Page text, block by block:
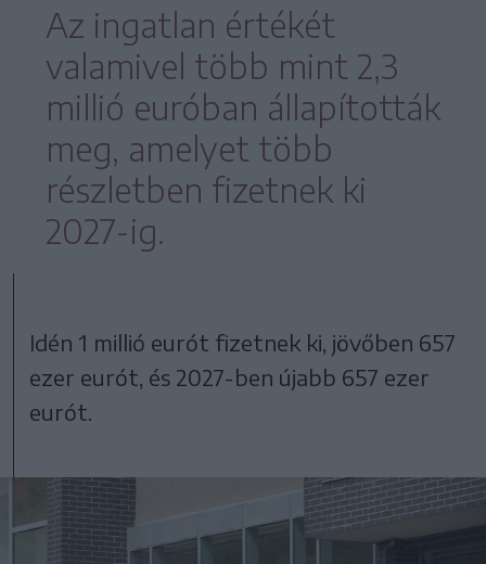
Az ingatlan értékét
valamivel több mint 2,3
millió euróban állapították
meg, amelyet több
részletben fizetnek ki
2027-ig.
Idén 1 millió eurót fizetnek ki, jövőben 657
ezer eurót, és 2027-ben újabb 657 ezer
eurót.